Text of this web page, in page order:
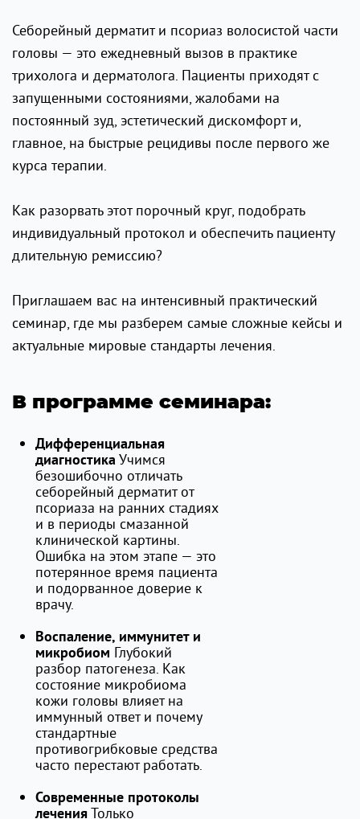
Себорейный дерматит и псориаз волосистой части
головы — это ежедневный вызов в практике
трихолога и дерматолога. Пациенты приходят с
запущенными состояниями, жалобами на
постоянный зуд, эстетический дискомфорт и,
главное, на быстрые рецидивы после первого же
курса терапии.
Как разорвать этот порочный круг, подобрать
индивидуальный протокол и обеспечить пациенту
длительную ремиссию?
Приглашаем вас на интенсивный практический
семинар, где мы разберем самые сложные кейсы и
актуальные мировые стандарты лечения.
В программе семинара:
Дифференциальная
диагностика Учимся
безошибочно отличать
себорейный дерматит от
псориаза на ранних стадиях
и в периоды смазанной
клинической картины.
Ошибка на этом этапе — это
потерянное время пациента
и подорванное доверие к
врачу.
Воспаление, иммунитет и
микробиом Глубокий
разбор патогенеза. Как
состояние микробиома
кожи головы влияет на
иммунный ответ и почему
стандартные
противогрибковые средства
часто перестают работать.
Современные протоколы
лечения Только